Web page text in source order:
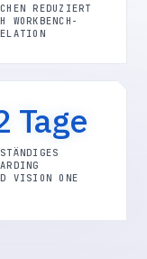
REDUZIERT
WORKBENCH-
Tage
VISION ONE